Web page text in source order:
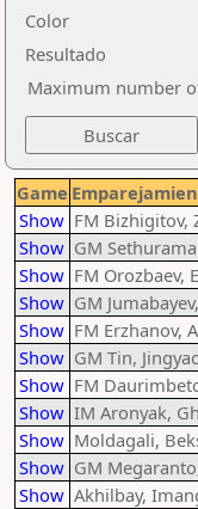
Color
Resultado
Maximum number
Game
Show FM Bizhigitov,
Show GM
Show FM Orozbaev,
Show GM
Show FM Erzhanov,
Show GM Tin,
Show FM
Show IM Aronyak,
Show Moldagali,
Show GM
Show Akhilbay,